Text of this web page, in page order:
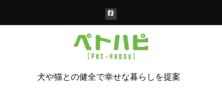
犬や猫との健全で幸せな暮らしを提案